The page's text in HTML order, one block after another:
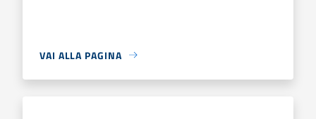
VAI ALLA PAGINA